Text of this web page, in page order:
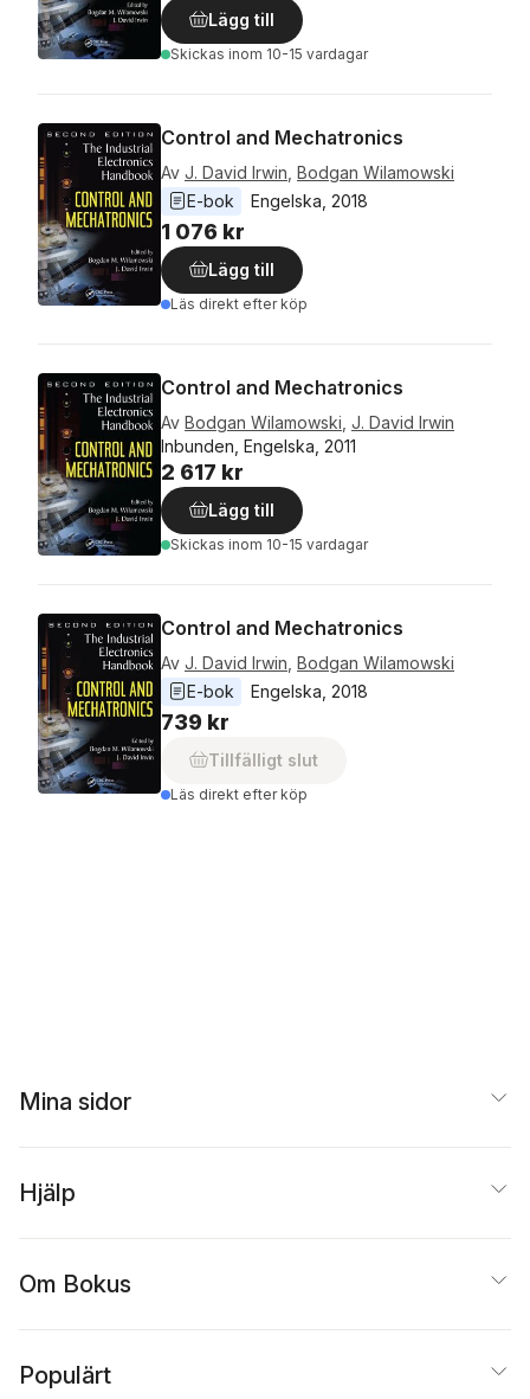
Lägg till
Skickas inom 10-15 vardagar
Control and Mechatronics
Av J. David Irwin Bodgan Wilamowski
E-bok
Engelska 2018
1 076 kr
Lägg till
Läs direkt efter köp
Control and Mechatronics
Av Bodgan Wilamowski J. David Irwin
Inbunden, Engelska, 2011
2 617 kr
Lägg till
Skickas inom 10-15 vardagar
Control and Mechatronics
Av J. David Irwin Bodgan Wilamowski
E-bok
Engelska 2018
739 kr
Tillfälligt slut
Läs direkt efter köp
Mina sidor
Hjälp
Om Bokus
Populärt